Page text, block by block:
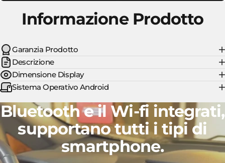
Informazione Prodotto
Garanzia Prodotto
Descrizione
Dimensione Display
Sistema Operativo Android
Bluetooth e il Wi-fi integrati,
supportano tutti i tipi di
smartphone.